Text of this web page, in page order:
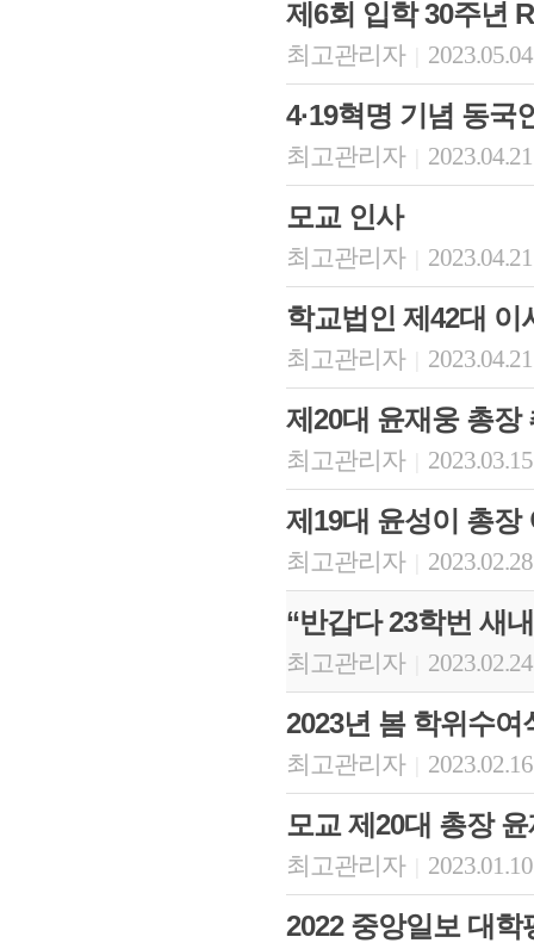
제6회 입학 30주년
최고관리자
4·19혁명 기념 동국
최고관리자
모교 인사
최고관리자
학교법인 제42대 이
최고관리자
제20대 윤재웅 총장
최고관리자
제19대 윤성이 총장
최고관리자
“반갑다 23학번 새
최고관리자
2023년 봄 학위수여
최고관리자
모교 제20대 총장
최고관리자
2022 중앙일보 대